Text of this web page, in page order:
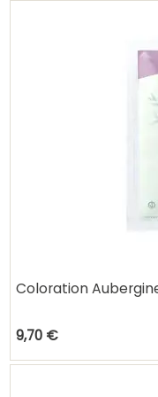
Coloration
9,70 €